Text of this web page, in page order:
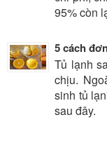
95% còn
5 cách
Tủ lạnh
chịu.
sinh tủ
sau đây.